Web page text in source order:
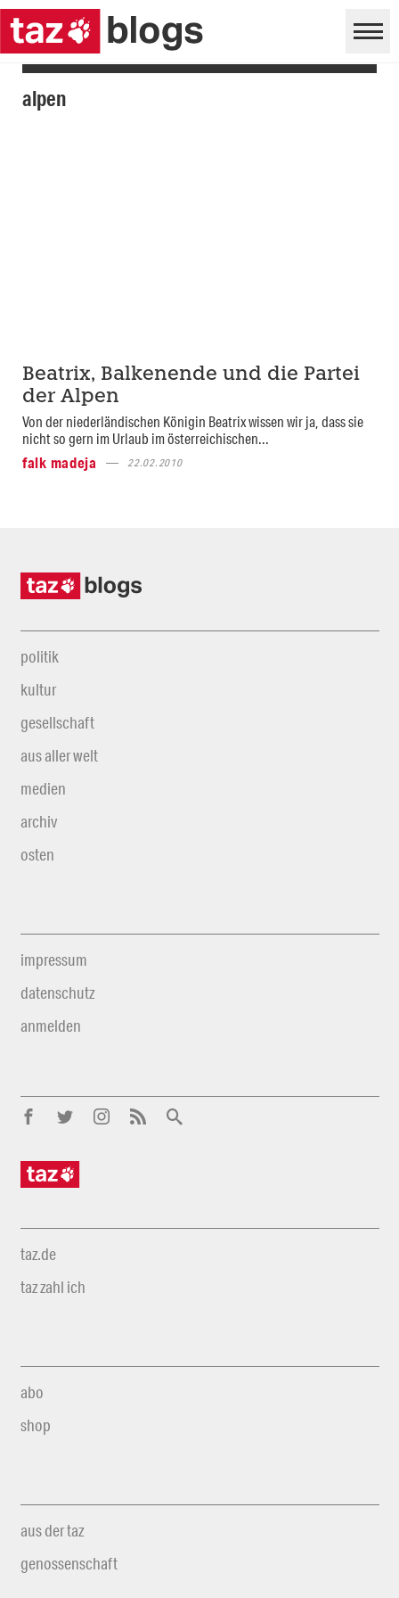
alpen
Beatrix, Balkenende und die Partei
der Alpen
Von der niederländischen Königin Beatrix wissen wir ja, dass sie
nicht so gern im Urlaub im österreichischen...
falk madeja
22.02.2010
politik
kultur
gesellschaft
aus aller welt
medien
archiv
osten
impressum
datenschutz
anmelden
taz.de
taz zahl ich
abo
shop
aus der taz
genossenschaft